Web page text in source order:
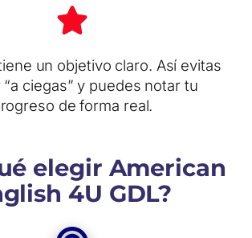
un objetivo claro. Así evitas
“a ciegas” y puedes notar tu
de forma real.
elegir American
4U GDL?